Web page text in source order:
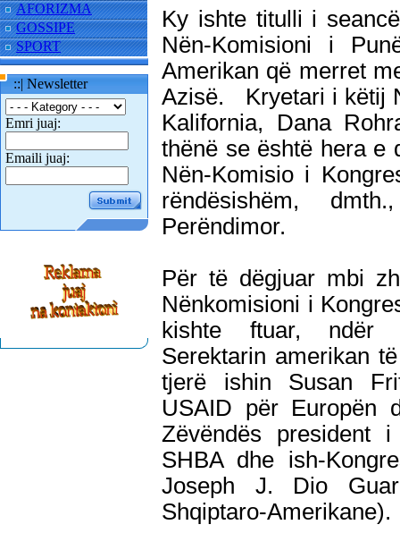
AFORIZMA
GOSSIPE
SPORT
::| Newsletter
Emri juaj:
Emaili juaj:
Ky ishte titulli i
Nën-Komisioni i
Amerikan që merret
Azisë. Kryetari i këtij
Kalifornia, Dana
thënë se është hera e
Nën-Komisio i
rëndësishëm,
Perëndimor.
Për të dëgjuar mbi
Nënkomisioni i
kishte ftuar, ndër
Serektarin amerikan
tjerë ishin Susan
USAID për Europën
Zëvëndës president
SHBA dhe ish-
Joseph J. Dio
Shqiptaro-Amerikane).